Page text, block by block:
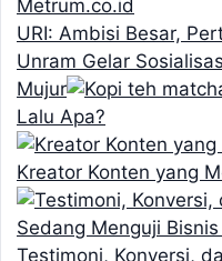
URI: Ambisi Besar,
Unram Gelar
Mujur
Lalu Apa?
Kreator Konten yang
Testimoni, Konversi,